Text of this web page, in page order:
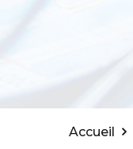
Accueil